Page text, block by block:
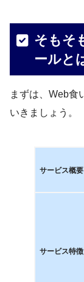
そもそ
ールと
まずは、Web食
いきましょう。
サービス概要
サービス特徴